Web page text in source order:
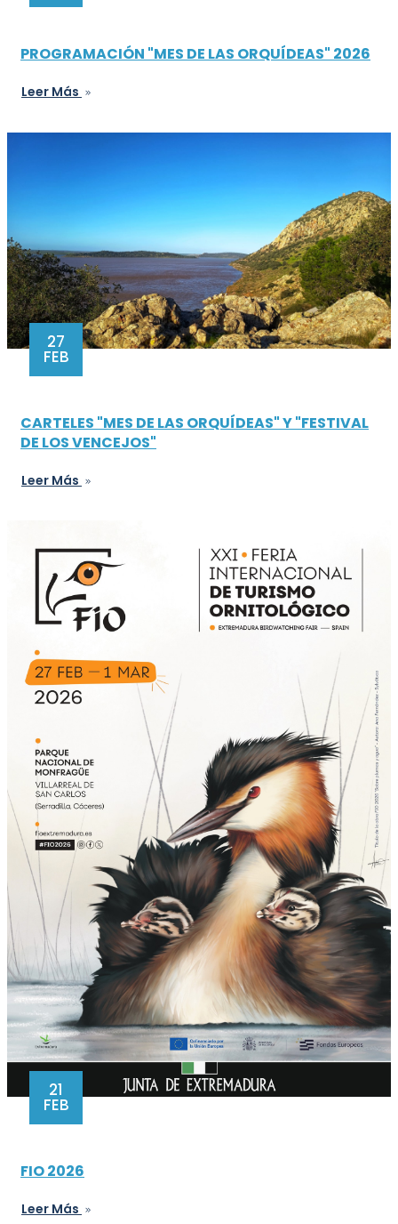
PROGRAMACIÓN "MES DE LAS ORQUÍDEAS" 2026
Leer Más
27
FEB
CARTELES "MES DE LAS ORQUÍDEAS" Y "FESTIVAL
DE LOS VENCEJOS"
Leer Más
21
FEB
FIO 2026
Leer Más